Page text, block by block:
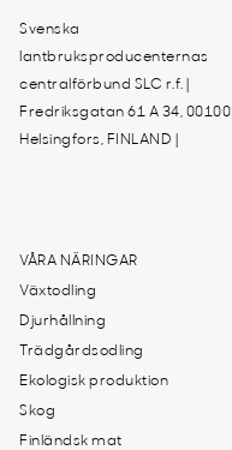
Svenska
lantbruksproducenternas
centralförbund SLC r.f. |
Fredriksgatan 61 A 34, 00100
Helsingfors, FINLAND |
VÅRA NÄRINGAR
Växtodling
Djurhållning
Trädgårdsodling
Ekologisk produktion
Skog
Finländsk mat